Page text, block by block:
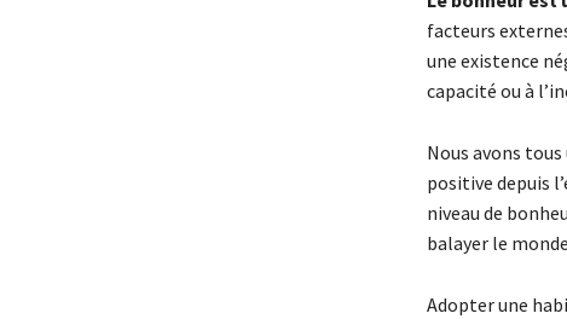
facteurs
une existence
capacité ou à
Nous avons
positive depuis
niveau de
balayer le
Adopter une